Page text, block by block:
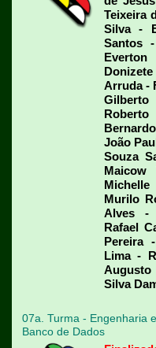
Teixeira
Silva -
Santos
Arruda -
Roberto
João
Souza
Murilo
Alves -
Rafael
Pereira
Lima -
Silva
07a. Turma - Engenharia
Banco de Dados